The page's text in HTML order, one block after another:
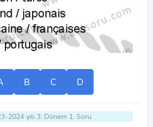
B C D
2024 yılı 3. Dönem 1. Soru